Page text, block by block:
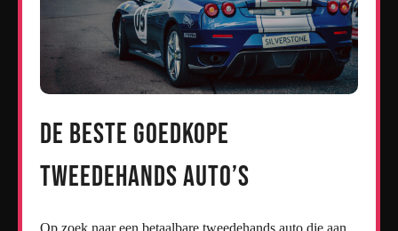
De Beste Goedkope
Tweedehands Auto’s
Op zoek naar een betaalbare tweedehands auto die aan